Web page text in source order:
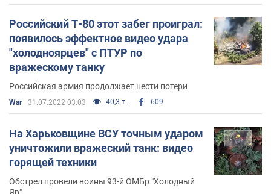
Российский Т-80 этот забег проиграл:
появилось эффектное видео удара
"холодноярцев" с ПТУР по
вражескому танку
Российская армия продолжает нести потери
War 31.07.2022 03:03 40,3 т. 609
На Харьковщине ВСУ точным ударом
уничтожили вражеский танк: видео
горящей техники
Обстрел провели воины 93-й ОМБр "Холодный